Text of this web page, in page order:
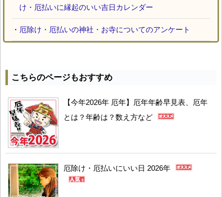
け・厄払いに縁起のいい吉日カレンダー
・ 厄除け・厄払いの神社・お寺についてのアンケート
こちらのページもおすすめ
【今年2026年 厄年】厄年年齢早見表、厄年
とは？年齢は？数え方など
厄除け・厄払いにいい日 2026年